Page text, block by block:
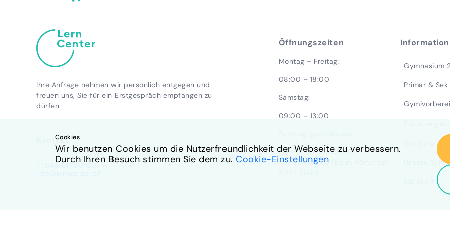
Ihre Anfrage nehmen wir persönlich entgegen und
freuen uns, Sie für ein Erstgespräch empfangen zu
dürfen.
Kontakt
T: 044 811 00 00
Öffnungszeiten
Montag – Freitag:
08:00 – 18:00
Samstag:
09:00 – 13:00
LernCenter Zürich AG
Asylstrasse 35 (beim Römerhof)
Information
Gymnasium
Primar & Sek
Gut zu wissen
Unsere
Cookies
Wir benutzen Cookies um die Nutzerfreundlichkeit der Webseite zu verbessern.
Durch Ihren Besuch stimmen Sie dem zu. Cookie-Einstellungen